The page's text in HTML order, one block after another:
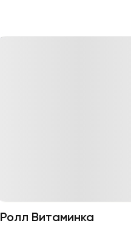
Ролл Витаминка